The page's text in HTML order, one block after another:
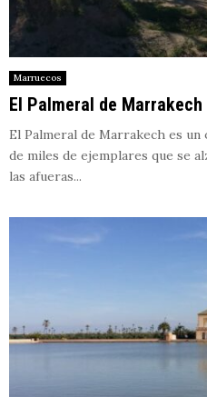
Marruecos
El Palmeral de Marrakech
El Palmeral de Marrakech es
de miles de ejemplares que se
las afueras...